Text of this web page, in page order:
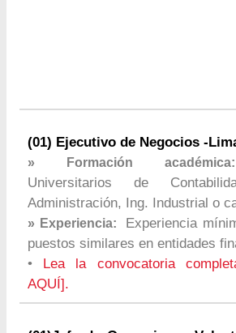
(01) Ejecutivo de Negocios -
» Formación
Universitarios de
Administración, Ing. Industrial o
» Experiencia:
Experiencia
puestos similares en entidades
•
Lea la convocatoria
AQUÍ].